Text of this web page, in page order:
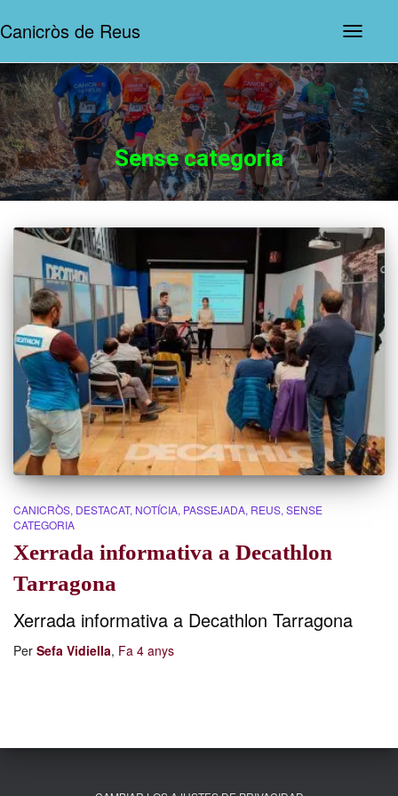
Canicròs de Reus
la
Sense categoria
CANICRÒS DESTACAT NOTÍCIA PASSEJADA REUS SENSE
CATEGORIA
Xerrada informativa a Decathlon
Tarragona
Xerrada informativa a Decathlon Tarragona
Per Sefa Vidiella, Fa 4 anys